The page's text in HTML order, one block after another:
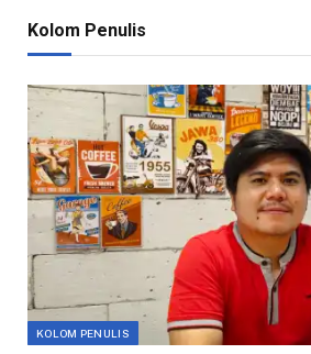
Kolom Penulis
KOLOM PENULIS